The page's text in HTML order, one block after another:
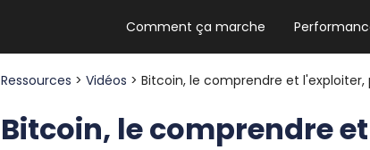
Comment ça marche
Les news
Ressources >Vidéos > Bitcoin, le comprendre et l'exploiter,
Bitcoin, le comprendre